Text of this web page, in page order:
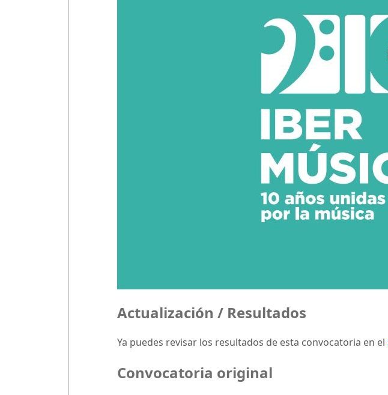
Actualización / Resultados
Ya puedes revisar los resultados de esta convocatoria en el
Convocatoria original